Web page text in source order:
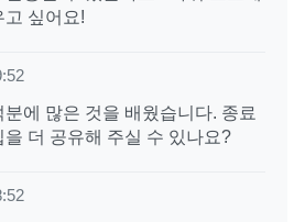
고 싶어요!
에 많은 것을 배웠습니다. 종료
더 공유해 주실 수 있나요?